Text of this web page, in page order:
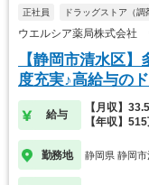
正社員 ドラッグストア（調
ウエルシア薬局株式会社
【静岡市清水区
度充実♪高給与の
給与
【月収】
【年収】
勤務地 静岡県 静岡